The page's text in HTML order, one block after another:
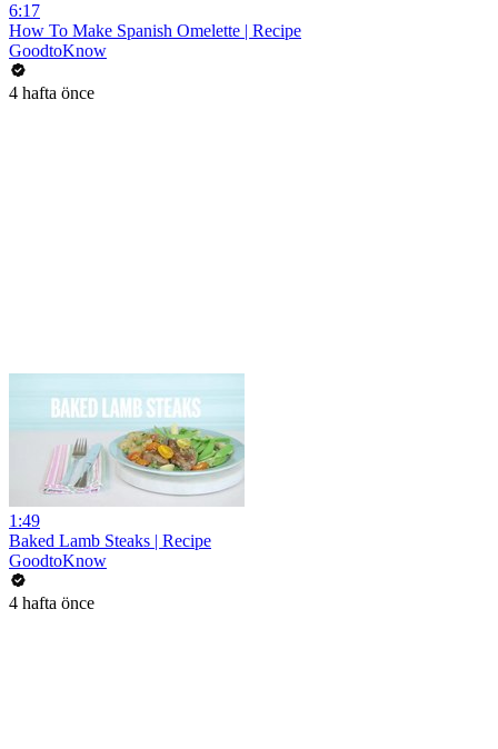
6:17
How To Make Spanish Omelette | Recipe
GoodtoKnow
4 hafta önce
1:49
Baked Lamb Steaks | Recipe
GoodtoKnow
4 hafta önce